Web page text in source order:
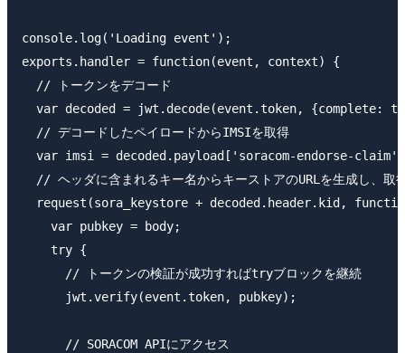
console.log('Loading event');
exports.handler = function(event, context) {
  // トークンをデコード
var decoded = jwt.decode(event.token, {complete:
  // デコードしたペイロードからIMSIを取得
var imsi = decoded.payload['soracom-endorse-
// ヘッダに含まれるキー名からキーストアのURLを生成し、取
request(sora_keystore + decoded.header.kid,
    var pubkey = body;
    try {
      // トークンの検証が成功すればtryブロックを継続
      jwt.verify(event.token, pubkey);
      // SORACOM APIにアクセス